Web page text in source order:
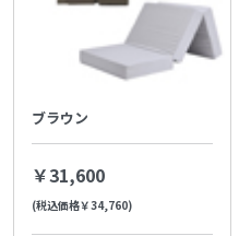
ブラウン
￥31,600
(税込価格￥34,760)